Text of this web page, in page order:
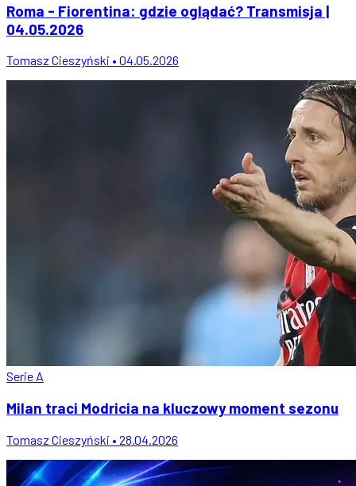
Roma - Fiorentina: gdzie oglądać? Transmisja |
04.05.2026
Tomasz Cieszyński • 04.05.2026
Serie A
Milan traci Modricia na kluczowy moment sezonu
Tomasz Cieszyński • 28.04.2026